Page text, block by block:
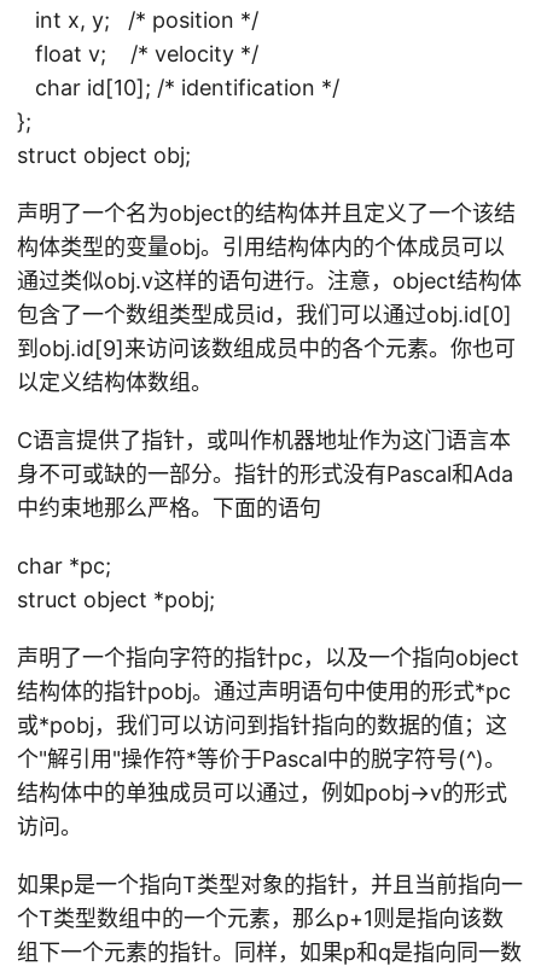
int x, y; /* position */
float v; /* velocity */
char id[10]; /* identification */
};
struct object obj;
声明了一个名为object的结构体并且定义了一个该结
构体类型的变量obj。引用结构体内的个体成员可以
通过类似obj.v这样的语句进行。注意，object结构体
包含了一个数组类型成员id，我们可以通过obj.id[0]
到obj.id[9]来访问该数组成员中的各个元素。你也可
以定义结构体数组。
C语言提供了指针，或叫作机器地址作为这门语言本
身不可或缺的一部分。指针的形式没有Pascal和Ada
中约束地那么严格。下面的语句
char *pc;
struct object *pobj;
声明了一个指向字符的指针pc，以及一个指向object
结构体的指针pobj。通过声明语句中使用的形式*pc
或*pobj，我们可以访问到指针指向的数据的值；这
个"解引用"操作符*等价于Pascal中的脱字符号(^)。
结构体中的单独成员可以通过，例如pobj->v的形式
访问。
如果p是一个指向T类型对象的指针，并且当前指向一
个T类型数组中的一个元素，那么p+1则是指向该数
组下一个元素的指针。同样，如果p和q是指向同一数